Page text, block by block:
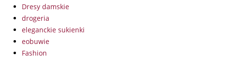
Dresy damskie
drogeria
eleganckie sukienki
eobuwie
Fashion